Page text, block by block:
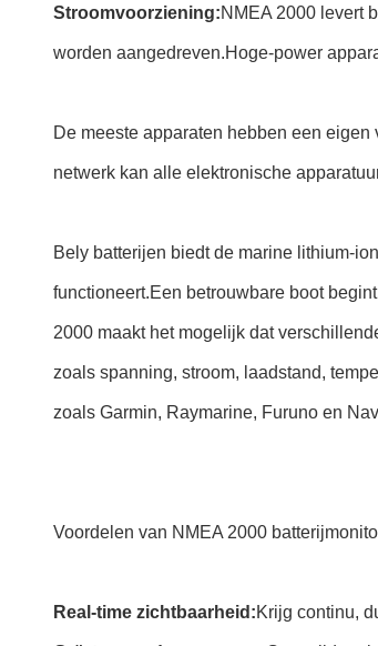
Stroomvoorziening:NMEA 2000 levert
worden aangedreven.Hoge-power
De meeste apparaten hebben een
netwerk kan alle elektronische
Bely batterijen biedt de marine lithium-
functioneert.Een betrouwbare boot
2000 maakt het mogelijk dat
zoals spanning, stroom, laadstand,
zoals Garmin, Raymarine, Furuno en
Voordelen van NMEA 2000
Real-time zichtbaarheid:Krijg continu,